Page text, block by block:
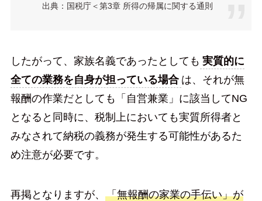
出典：国税庁＜第3章 所得の帰属に関する通則
したがって、家族名義であったとしても 実質的に
全ての業務を自身が担っている場合 は、それが無
報酬の作業だとしても「自営兼業」に該当してNG
となると同時に、税制上においても実質所得者と
みなされて納税の義務が発生する可能性があるた
め注意が必要です。
再掲となりますが、 「無報酬の家業の手伝い」が